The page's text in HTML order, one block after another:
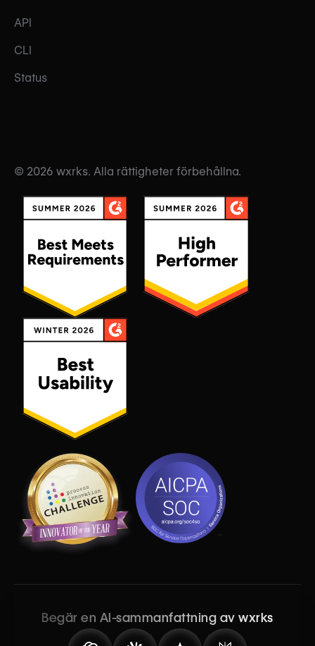
API
CLI
Status
© 2026 wxrks. Alla rättigheter förbehållna.
Begär en AI-sammanfattning av wxrks